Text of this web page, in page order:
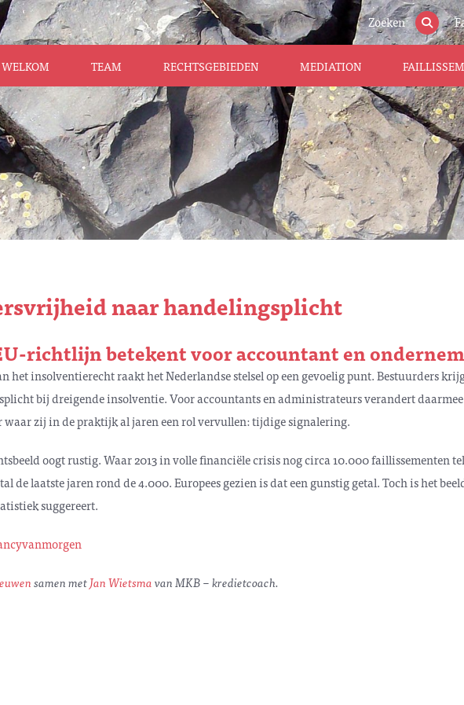
Zoeken
WELKOM TEAM RECHTSGEBIEDEN MEDIATION
naar handelingsplicht
richtlijn betekent voor accountant en
het insolventierecht raakt het Nederlandse stelsel op een gevoelig punt. Bestuurders
bij dreigende insolventie. Voor accountants en administrateurs verandert
zij in de praktijk al jaren een rol vervullen: tijdige signalering.
oogt rustig. Waar 2013 in volle financiële crisis nog circa 10.000 faillissementen
de laatste jaren rond de 4.000. Europees gezien is dat een gunstig getal. Toch is het
suggereert.
samen metJan Wietsmavan MKB – kredietcoach.